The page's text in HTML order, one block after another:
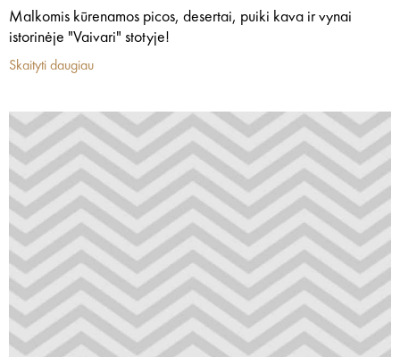
Malkomis kūrenamos picos, desertai, puiki kava ir vynai
istorinėje "Vaivari" stotyje!
Skaityti daugiau